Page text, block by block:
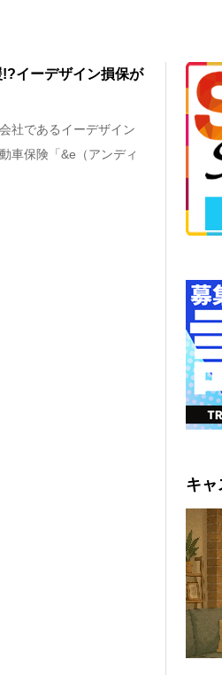
イーデザイン損保が
社であるイーデザイン
車保険「&e（アンディ
キャ